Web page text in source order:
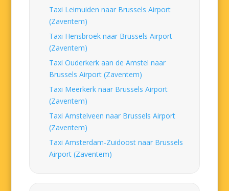
Taxi Leimuiden naar Brussels Airport
(Zaventem)
Taxi Hensbroek naar Brussels Airport
(Zaventem)
Taxi Ouderkerk aan de Amstel naar
Brussels Airport (Zaventem)
Taxi Meerkerk naar Brussels Airport
(Zaventem)
Taxi Amstelveen naar Brussels Airport
(Zaventem)
Taxi Amsterdam-Zuidoost naar Brussels
Airport (Zaventem)